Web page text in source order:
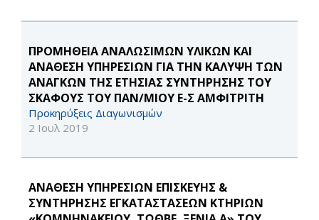
ΠΡΟΜΗΘΕΙΑ ΑΝΑΛΩΣΙΜΩΝ ΥΛΙΚΩΝ ΚΑΙ
ΑΝΑΘΕΣΗ ΥΠΗΡΕΣΙΩΝ ΓΙΑ ΤΗΝ ΚΑΛΥΨΗ ΤΩΝ
ΑΝΑΓΚΩΝ ΤΗΣ ΕΤΗΣΙΑΣ ΣΥΝΤΗΡΗΣΗΣ ΤΟΥ
ΣΚΑΦΟΥΣ ΤΟΥ ΠΑΝ/ΜΙΟΥ Ε-Σ ΑΜΦΙΤΡΙΤΗ
Προκηρύξεις Διαγωνισμών
2 Ιουλ 2019
ΑΝΑΘΕΣΗ ΥΠΗΡΕΣΙΩΝ ΕΠΙΣΚΕΥΗΣ &
ΣΥΝΤΗΡΗΣΗΣ ΕΓΚΑΤΑΣΤΑΣΕΩΝ ΚΤΗΡΙΩΝ